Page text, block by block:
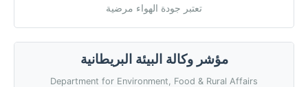
تعتبر جودة الهواء مرضية
مؤشر وكالة البيئة البريطانية
Department for Environment, Food & Rural Affairs